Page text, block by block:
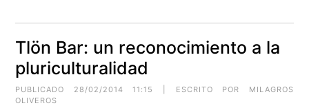
Tlön Bar: un reconocimiento a la
pluriculturalidad
PUBLICADO 28/02/2014 11:15 | ESCRITO POR MILAGROS
OLIVEROS